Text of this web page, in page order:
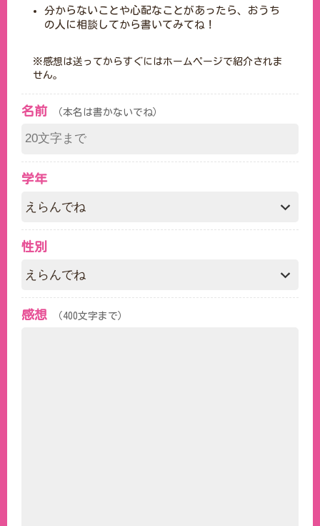
分からないことや心配なことがあったら、おうち
の人に相談してから書いてみてね！
※感想は送ってからすぐにはホームページで紹介されま
せん。
名前 （本名は書かないでね）
学年
性別
感想 （400文字まで）